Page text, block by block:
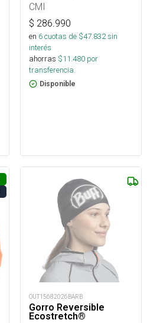
CMI
$ 286.990
en 6cuotas de $47.832sin
interés
ahorras $11.480 por
transferencia.
Disponible
OUT15682026BARB
Gorro Reversible
Ecostretch®